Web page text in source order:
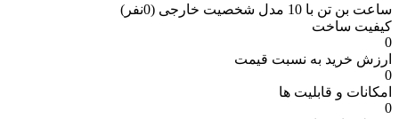
ساعت بن تن با 10 مدل شخصیت خارجی
(0نفر)
کیفیت ساخت
0
ارزش خرید به نسبت قیمت
0
امکانات و قابلیت ها
0